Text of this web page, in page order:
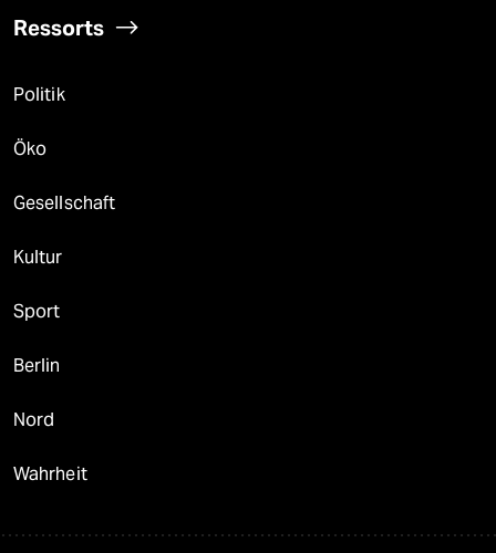
Ressorts
Politik
Öko
Gesellschaft
Kultur
Sport
Berlin
Nord
Wahrheit